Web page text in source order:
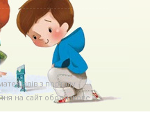
з порталу
на сайт обов'язкове. .